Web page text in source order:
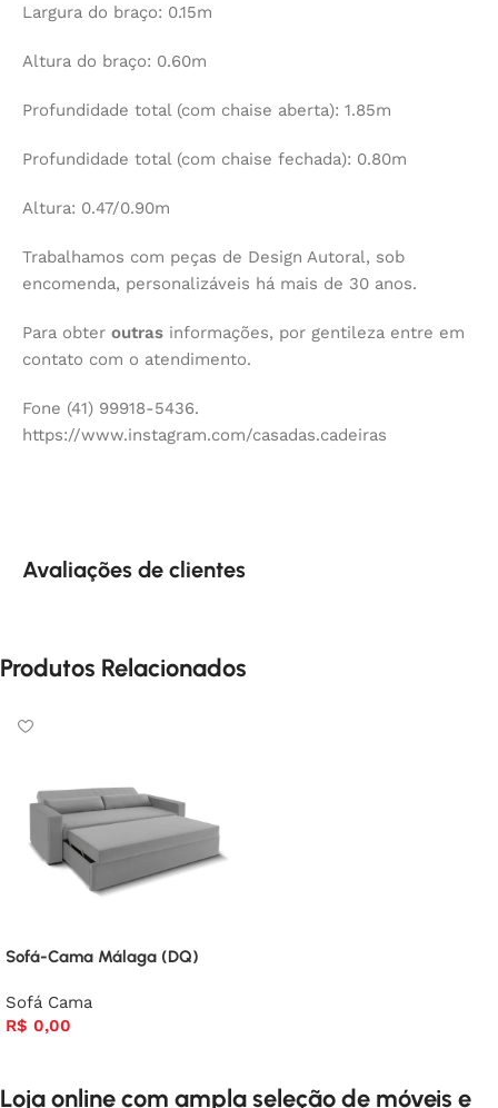
Largura do braço: 0.15m
Altura do braço: 0.60m
Profundidade total (com chaise aberta): 1.85m
Profundidade total (com chaise fechada): 0.80m
Altura: 0.47/0.90m
Trabalhamos com peças de Design Autoral, sob
encomenda, personalizáveis há mais de 30 anos.
Para obter outras informações, por gentileza entre em
contato com o atendimento.
Fone (41) 99918-5436.
https://www.instagram.com/casadas.cadeiras
Avaliações de clientes
Produtos Relacionados
Sofá-Cama Málaga (DQ)
Sofá Cama
R$ 0,00
Loja online com ampla seleção de móveis e